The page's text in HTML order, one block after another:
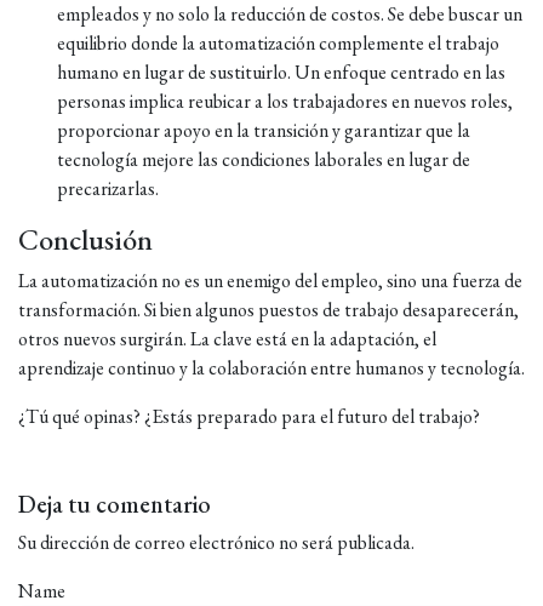
empleados y no solo la reducción de costos. Se debe buscar un
equilibrio donde la automatización complemente el trabajo
humano en lugar de sustituirlo. Un enfoque centrado en las
personas implica reubicar a los trabajadores en nuevos roles,
proporcionar apoyo en la transición y garantizar que la
tecnología mejore las condiciones laborales en lugar de
precarizarlas.
Conclusión
La automatización no es un enemigo del empleo, sino una fuerza de
transformación. Si bien algunos puestos de trabajo desaparecerán,
otros nuevos surgirán. La clave está en la adaptación, el
aprendizaje continuo y la colaboración entre humanos y tecnología.
¿Tú qué opinas? ¿Estás preparado para el futuro del trabajo?
Deja tu comentario
Su dirección de correo electrónico no será publicada.
Name